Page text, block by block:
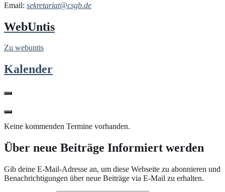
Email: sekretariat@csgb.de
WebUntis
Zu webuntis
Kalender
Keine kommenden Termine vorhanden.
Über neue Beiträge Informiert werden
Gib deine E-Mail-Adresse an, um diese Webseite zu abonnieren und
Benachrichtigungen über neue Beiträge via E-Mail zu erhalten.